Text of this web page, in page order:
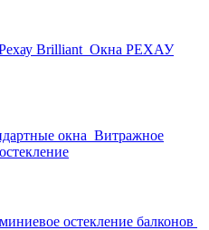
Brilliant Окна РЕХАУ
окна Витражное
остекление балконов